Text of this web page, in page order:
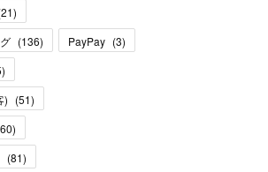
21)
(136) PayPay (3)
)
) (51)
60)
(81)